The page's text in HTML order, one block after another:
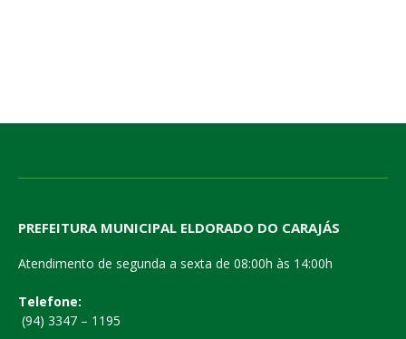
PREFEITURA MUNICIPAL ELDORADO DO CARAJÁS
Atendimento de segunda a sexta de 08:00h às 14:00h
Telefone:
(94) 3347 – 1195